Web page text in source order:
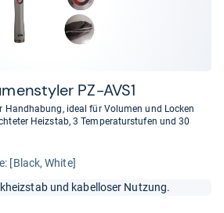
und
lassen
PZ-​AVS1
Handhabung, ideal für Volumen und Locken
Heizstab, 3 Temperaturstufen und 30
[Black, White]
und kabelloser Nutzung.